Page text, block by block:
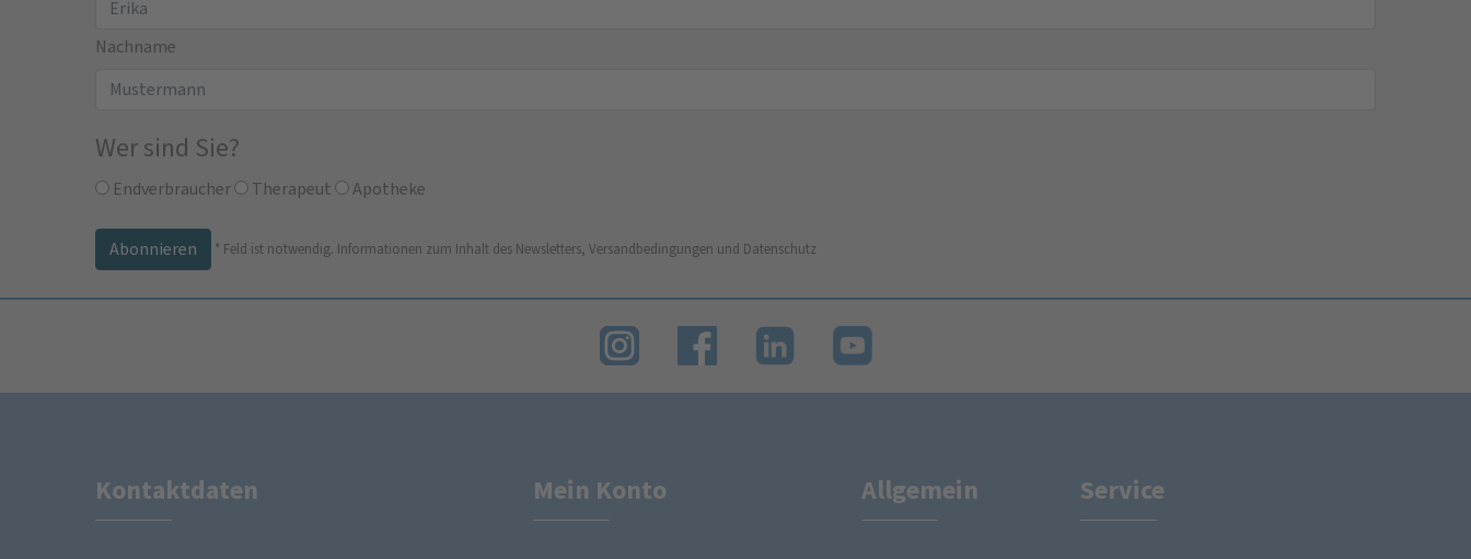
Nachname
Wer sind Sie?
Endverbraucher Therapeut Apotheke
* Feld ist notwendig. Informationen zum Inhalt des Newsletters, Versandbedingungen und Datenschutz
Kontaktdaten Mein Konto Allgemein Service